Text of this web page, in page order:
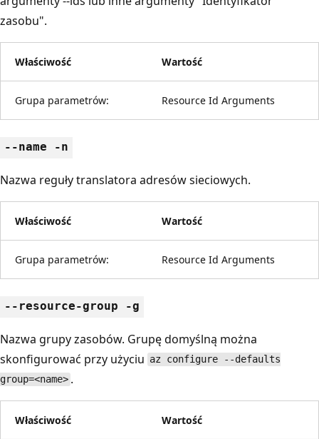
zasobu".
Właściwość Wartość
Grupa parametrów: Resource Id Arguments
--name -n
Nazwa reguły translatora adresów sieciowych.
Właściwość Wartość
Grupa parametrów: Resource Id Arguments
--resource-group -g
Nazwa grupy zasobów. Grupę domyślną można
skonfigurować przy użyciu az configure --defaults
group=<name> .
Właściwość Wartość